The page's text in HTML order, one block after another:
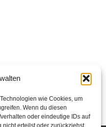
wie Cookies, um
Wenn du diesen
oder eindeutige IDs auf